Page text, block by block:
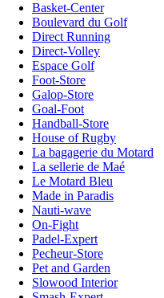
Basket-Center
Boulevard du Golf
Direct Running
Direct-Volley
Espace Golf
Foot-Store
Galop-Store
Goal-Foot
Handball-Store
House of Rugby
La bagagerie du Motard
La sellerie de Maé
Le Motard Bleu
Made in Paradis
Nauti-wave
On-Fight
Padel-Expert
Pecheur-Store
Pet and Garden
Slowood Interior